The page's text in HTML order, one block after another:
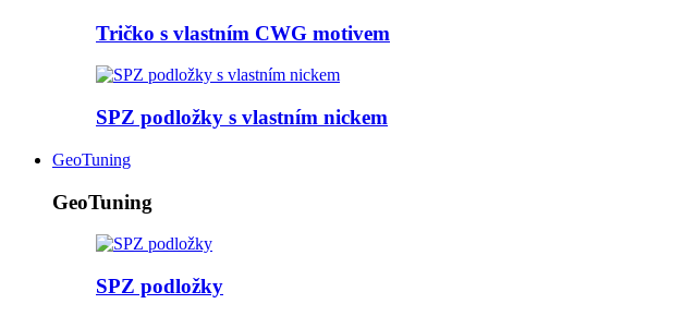
Tričko s vlastním CWG motivem
SPZ podložky s vlastním nickem
GeoTuning
GeoTuning
SPZ podložky